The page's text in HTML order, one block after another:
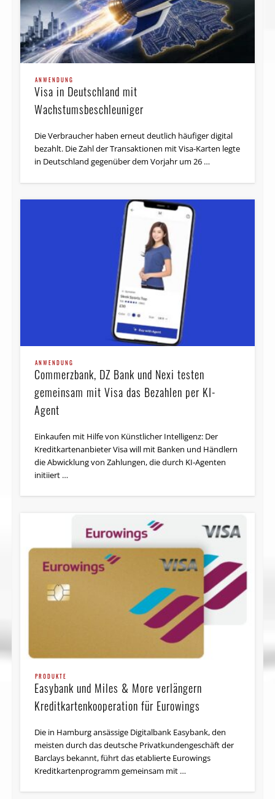
ANWENDUNG
Visa in Deutschland mit
Wachstumsbeschleuniger
Die Verbraucher haben erneut deutlich häufiger digital
bezahlt. Die Zahl der Transaktionen mit Visa-Karten legte
in Deutschland gegenüber dem Vorjahr um 26 …
ANWENDUNG
Commerzbank, DZ Bank und Nexi testen
gemeinsam mit Visa das Bezahlen per KI-
Agent
Einkaufen mit Hilfe von Künstlicher Intelligenz: Der
Kreditkartenanbieter Visa will mit Banken und Händlern
die Abwicklung von Zahlungen, die durch KI‑Agenten
initiiert …
PRODUKTE
Easybank und Miles & More verlängern
Kreditkartenkooperation für Eurowings
Die in Hamburg ansässige Digitalbank Easybank, den
meisten durch das deutsche Privat­kunden­geschäft der
Barclays bekannt, führt das etablierte Eurowings
Kreditkartenprogramm gemeinsam mit …